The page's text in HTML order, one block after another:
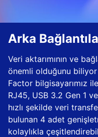
Arka
Veri aktarımının ve
önemli olduğunu
Factor bilgisayarımız
RJ45, USB 3.2 Gen 1
hızlı şekilde veri
bulunan 4 adet
kolaylıkla